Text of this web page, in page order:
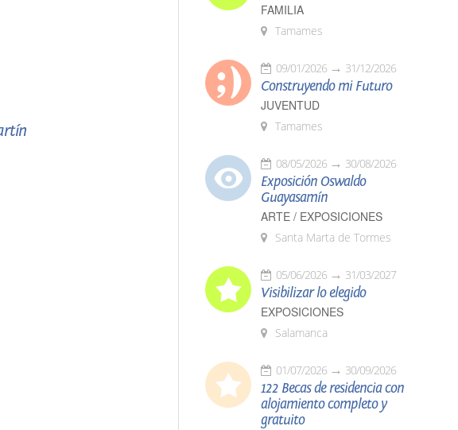
FAMILIA
Tamames
09/01/2026 31/12/2026
Construyendo mi Futuro
JUVENTUD
Tamames
08/05/2026 30/08/2026
Exposición Oswaldo
Guayasamín
ARTE / EXPOSICIONES
Santa Marta de Tormes
05/06/2026 31/03/2027
Visibilizar lo elegido
EXPOSICIONES
Salamanca
01/07/2026 30/09/2026
122 Becas de residencia con
alojamiento completo y
gratuito